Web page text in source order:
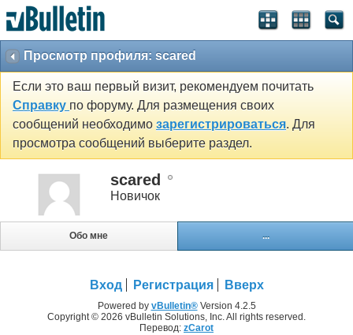
Просмотр профиля: scared
Если это ваш первый визит, рекомендуем почитать
Справку по форуму. Для размещения своих
сообщений необходимо зарегистрироваться. Для
просмотра сообщений выберите раздел.
scared
Новичок
Обо мне ...
Вход Регистрация Вверх
Powered by vBulletin®Version 4.2.5
Copyright © 2026 vBulletin Solutions, Inc. All rights reserved.
Перевод: zCarot